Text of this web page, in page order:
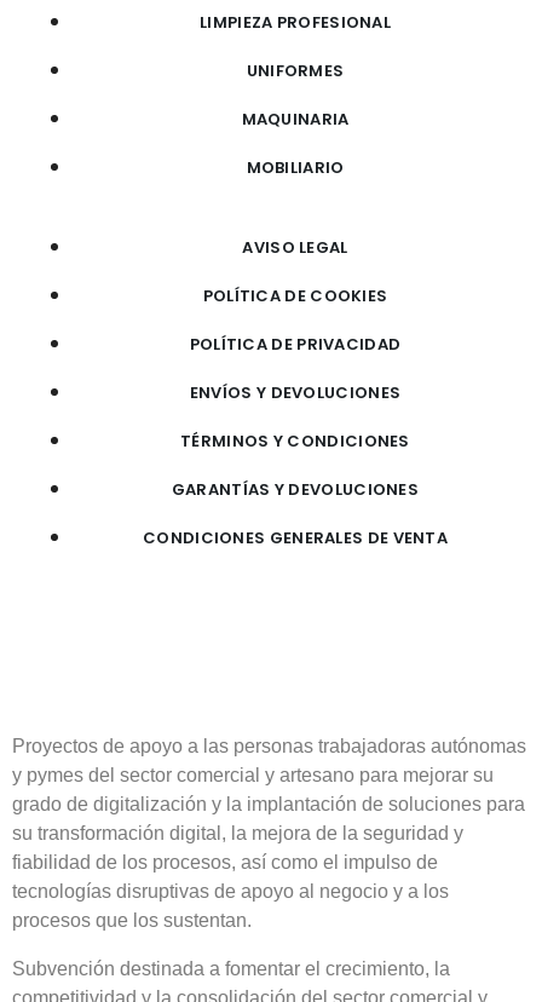
LIMPIEZA PROFESIONAL
UNIFORMES
MAQUINARIA
MOBILIARIO
AVISO LEGAL
POLÍTICA DE COOKIES
POLÍTICA DE PRIVACIDAD
ENVÍOS Y DEVOLUCIONES
TÉRMINOS Y CONDICIONES
GARANTÍAS Y DEVOLUCIONES
CONDICIONES GENERALES DE VENTA
Proyectos de apoyo a las personas trabajadoras autónomas
y pymes del sector comercial y artesano para mejorar su
grado de digitalización y la implantación de soluciones para
su transformación digital, la mejora de la seguridad y
fiabilidad de los procesos, así como el impulso de
tecnologías disruptivas de apoyo al negocio y a los
procesos que los sustentan.
Subvención destinada a fomentar el crecimiento, la
competitividad y la consolidación del sector comercial y